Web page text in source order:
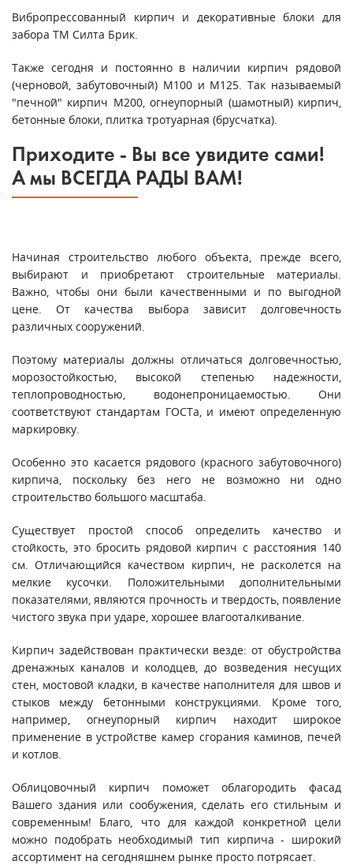
Вибропрессованный кирпич и декоративные блоки для
забора ТМ Силта Брик.
Также сегодня и постоянно в наличии кирпич рядовой
(черновой, забутовочный) М100 и М125. Так называемый
"печной" кирпич М200, огнеупорный (шамотный) кирпич,
бетонные блоки, плитка тротуарная (брусчатка).
Приходите - Вы все увидите сами!
А мы ВСЕГДА РАДЫ ВАМ!
Начиная строительство любого объекта, прежде всего,
выбирают и приобретают строительные материалы.
Важно, чтобы они были качественными и по выгодной
цене. От качества выбора зависит долговечность
различных сооружений.
Поэтому материалы должны отличаться долговечностью,
морозостойкостью, высокой степенью надежности,
теплопроводностью, водонепроницаемостью. Они
соответствуют стандартам ГОСТа, и имеют определенную
маркировку.
Особенно это касается рядового (красного забутовочного)
кирпича, поскольку без него не возможно ни одно
строительство большого масштаба.
Существует простой способ определить качество и
стойкость, это бросить рядовой кирпич с расстояния 140
см. Отличающийся качеством кирпич, не расколется на
мелкие кусочки. Положительными дополнительными
показателями, являются прочность и твердость, появление
чистого звука при ударе, хорошее влагооталкивание.
Кирпич задействован практически везде: от обустройства
дренажных каналов и колодцев, до возведения несущих
стен, мостовой кладки, в качестве наполнителя для швов и
стыков между бетонными конструкциями. Кроме того,
например, огнеупорный кирпич находит широкое
применение в устройстве камер сгорания каминов, печей
и котлов.
Облицовочный кирпич поможет облагородить фасад
Вашего здания или сообужения, сделать его стильным и
современным! Благо, что для каждой конкретной цели
можно подобрать необходимый тип кирпича - широкий
ассортимент на сегодняшнем рынке просто потрясает.